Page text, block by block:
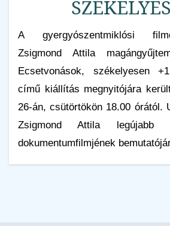
A gyergyószentmiklósi
Zsigmond Attila
Ecsetvonások, székelyesen
című kiállítás megnyitójára
26-án, csütörtökön 18.00 órától.
Zsigmond Attila legújabb
dokumentumfilmjének